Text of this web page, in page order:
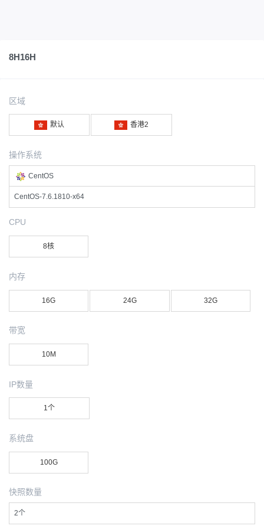
8H16H
区域
默认 香港2
操作系统
CentOS
CentOS-7.6.1810-x64
CPU
8核
内存
16G 24G 32G
带宽
10M
IP数量
1个
系统盘
100G
快照数量
2个